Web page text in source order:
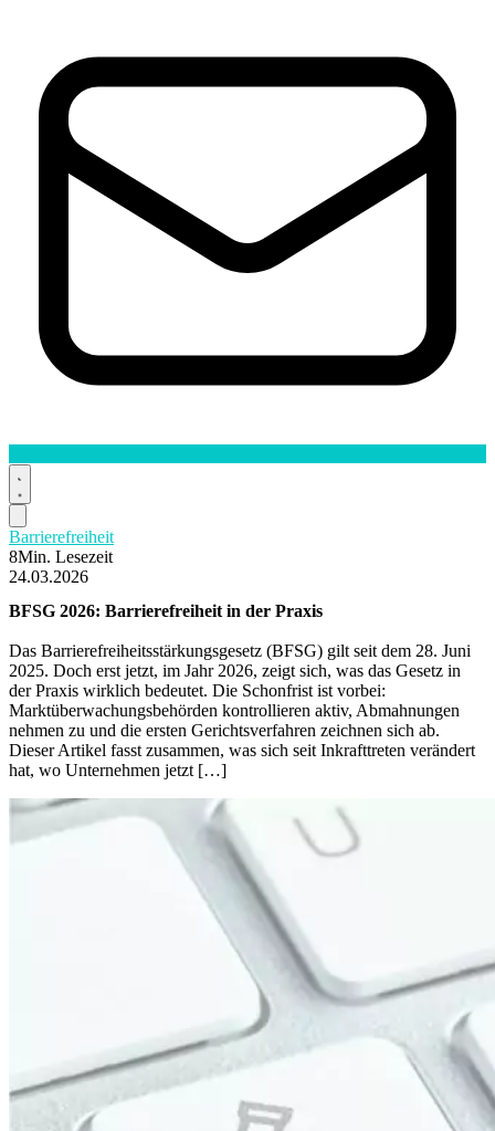
Barrierefreiheit
8Min. Lesezeit
24.03.2026
BFSG 2026: Barrierefreiheit in der Praxis
Das Barrierefreiheitsstärkungsgesetz (BFSG) gilt seit dem 28. Juni
2025. Doch erst jetzt, im Jahr 2026, zeigt sich, was das Gesetz in
der Praxis wirklich bedeutet. Die Schonfrist ist vorbei:
Marktüberwachungsbehörden kontrollieren aktiv, Abmahnungen
nehmen zu und die ersten Gerichtsverfahren zeichnen sich ab.
Dieser Artikel fasst zusammen, was sich seit Inkrafttreten verändert
hat, wo Unternehmen jetzt […]